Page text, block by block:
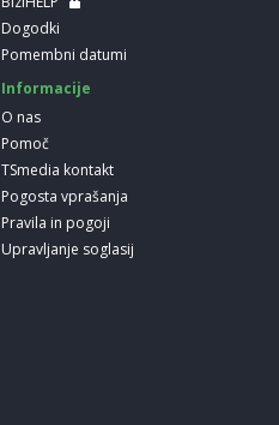
Dogodki
Pomembni datumi
Informacije
O nas
Pomoč
TSmedia kontakt
Pogosta vprašanja
Pravila in pogoji
Upravljanje soglasij